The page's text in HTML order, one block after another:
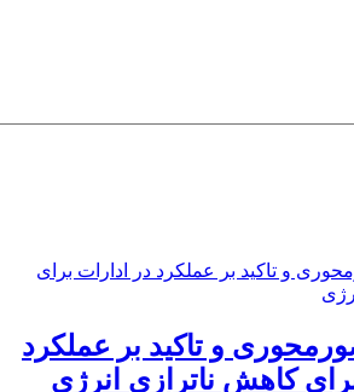
و تاکید بر عملکرد
کاهش ناترازی انرژی